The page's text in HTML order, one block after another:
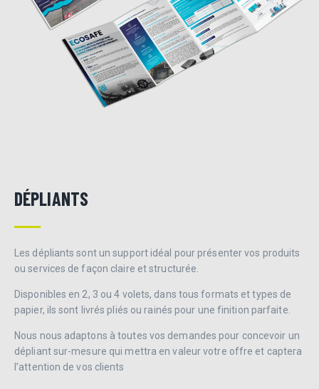
DÉPLIANTS
Les dépliants sont un support idéal pour présenter vos produits
ou services de façon claire et structurée.
Disponibles en 2, 3 ou 4 volets, dans tous formats et types de
papier, ils sont livrés pliés ou rainés pour une finition parfaite.
Nous nous adaptons à toutes vos demandes pour concevoir un
dépliant sur-mesure qui mettra en valeur votre offre et captera
l’attention de vos clients